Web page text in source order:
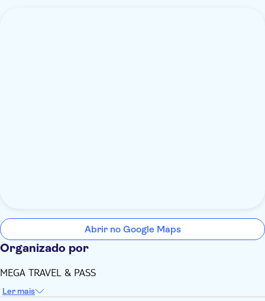
Abrir no Google Maps
Organizado por
MEGA TRAVEL & PASS
Ler mais